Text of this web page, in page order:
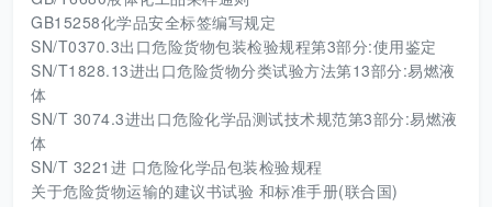
GB15258化学品安全标签编写规定
SN/T0370.3出口危险货物包装检验规程第3部分:使用鉴定
SN/T1828.13进出口危险货物分类试验方法第13部分:易燃液
体
SN/T 3074.3进出口危险化学品测试技术规范第3部分:易燃液
体
SN/T 3221进 口危险化学品包装检验规程
关于危险货物运输的建议书试验 和标准手册(联合国)